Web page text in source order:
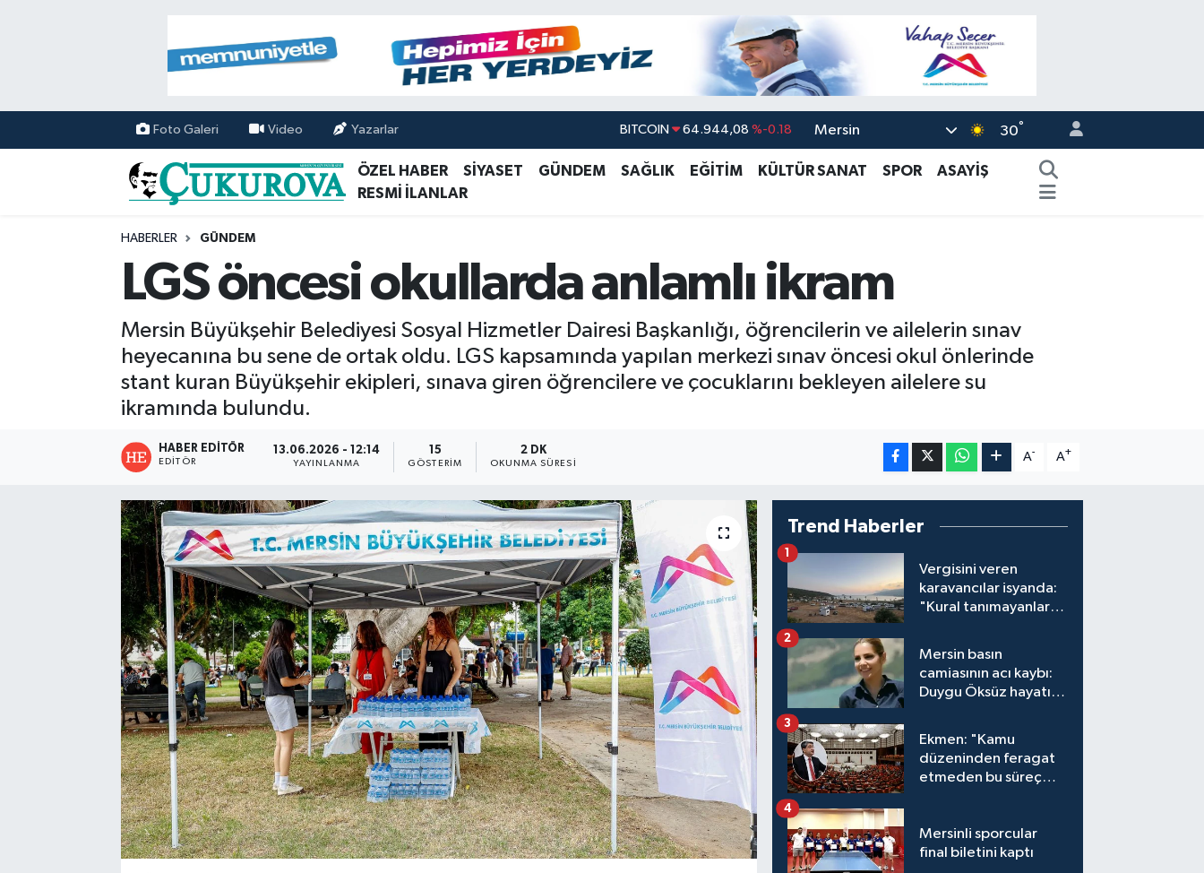
Foto Galeri Video Yazarlar DOLAR 47,7436 %0.18
EURO 55,2510 %0.32
%-14
BITCOIN %-0.18
Mersin 30°
ÖZEL HABER SİYASET GÜNDEM SAĞLIK EĞİTİM KÜLTÜR SANAT SPOR
ASAYİŞ
RESMİ İLANLAR
HABERLER GÜNDEM
LGS öncesi okullarda anlamlı ikram
Mersin Büyükşehir Belediyesi Sosyal Hizmetler Dairesi Başkanlığı, öğrencilerin ve ailelerin sınav
heyecanına bu sene de ortak oldu. LGS kapsamında yapılan merkezi sınav öncesi okul önlerinde
stant kuran Büyükşehir ekipleri, sınava giren öğrencilere ve çocuklarını bekleyen ailelere su
ikramında bulundu.
HABER EDITÖR
EDITÖR
13.06.2026 - 12:14
YAYINLANMA
15
GÖSTERIM
2 DK
OKUNMA SÜRESI
A- A+
Trend Haberler
Vergisini veren
karavancılar isyanda:
"Kural tanımayanlar
1
Mersin basın
camiasının acı kaybı:
Duygu Öksüz hayatını
2
Ekmen: "Kamu
düzeninden feragat
etmeden bu süreç
3
Mersinli sporcular
final biletini kaptı
4
Mersin Nöbetçi Eczaneler
Mersin Hava Durumu
Mersin Namaz Vakitleri
Mersin Trafik Yoğunluk Haritası
Tüm Manşetler
Son Dakika Haberleri
Haber Arşivi